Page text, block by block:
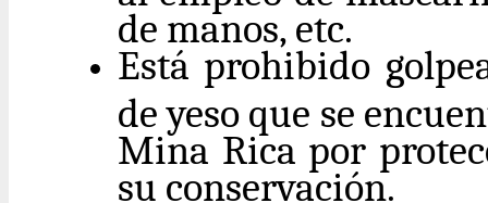
de manos, etc.
Está prohibido
de yeso que se
Mina Rica por
su conservación.